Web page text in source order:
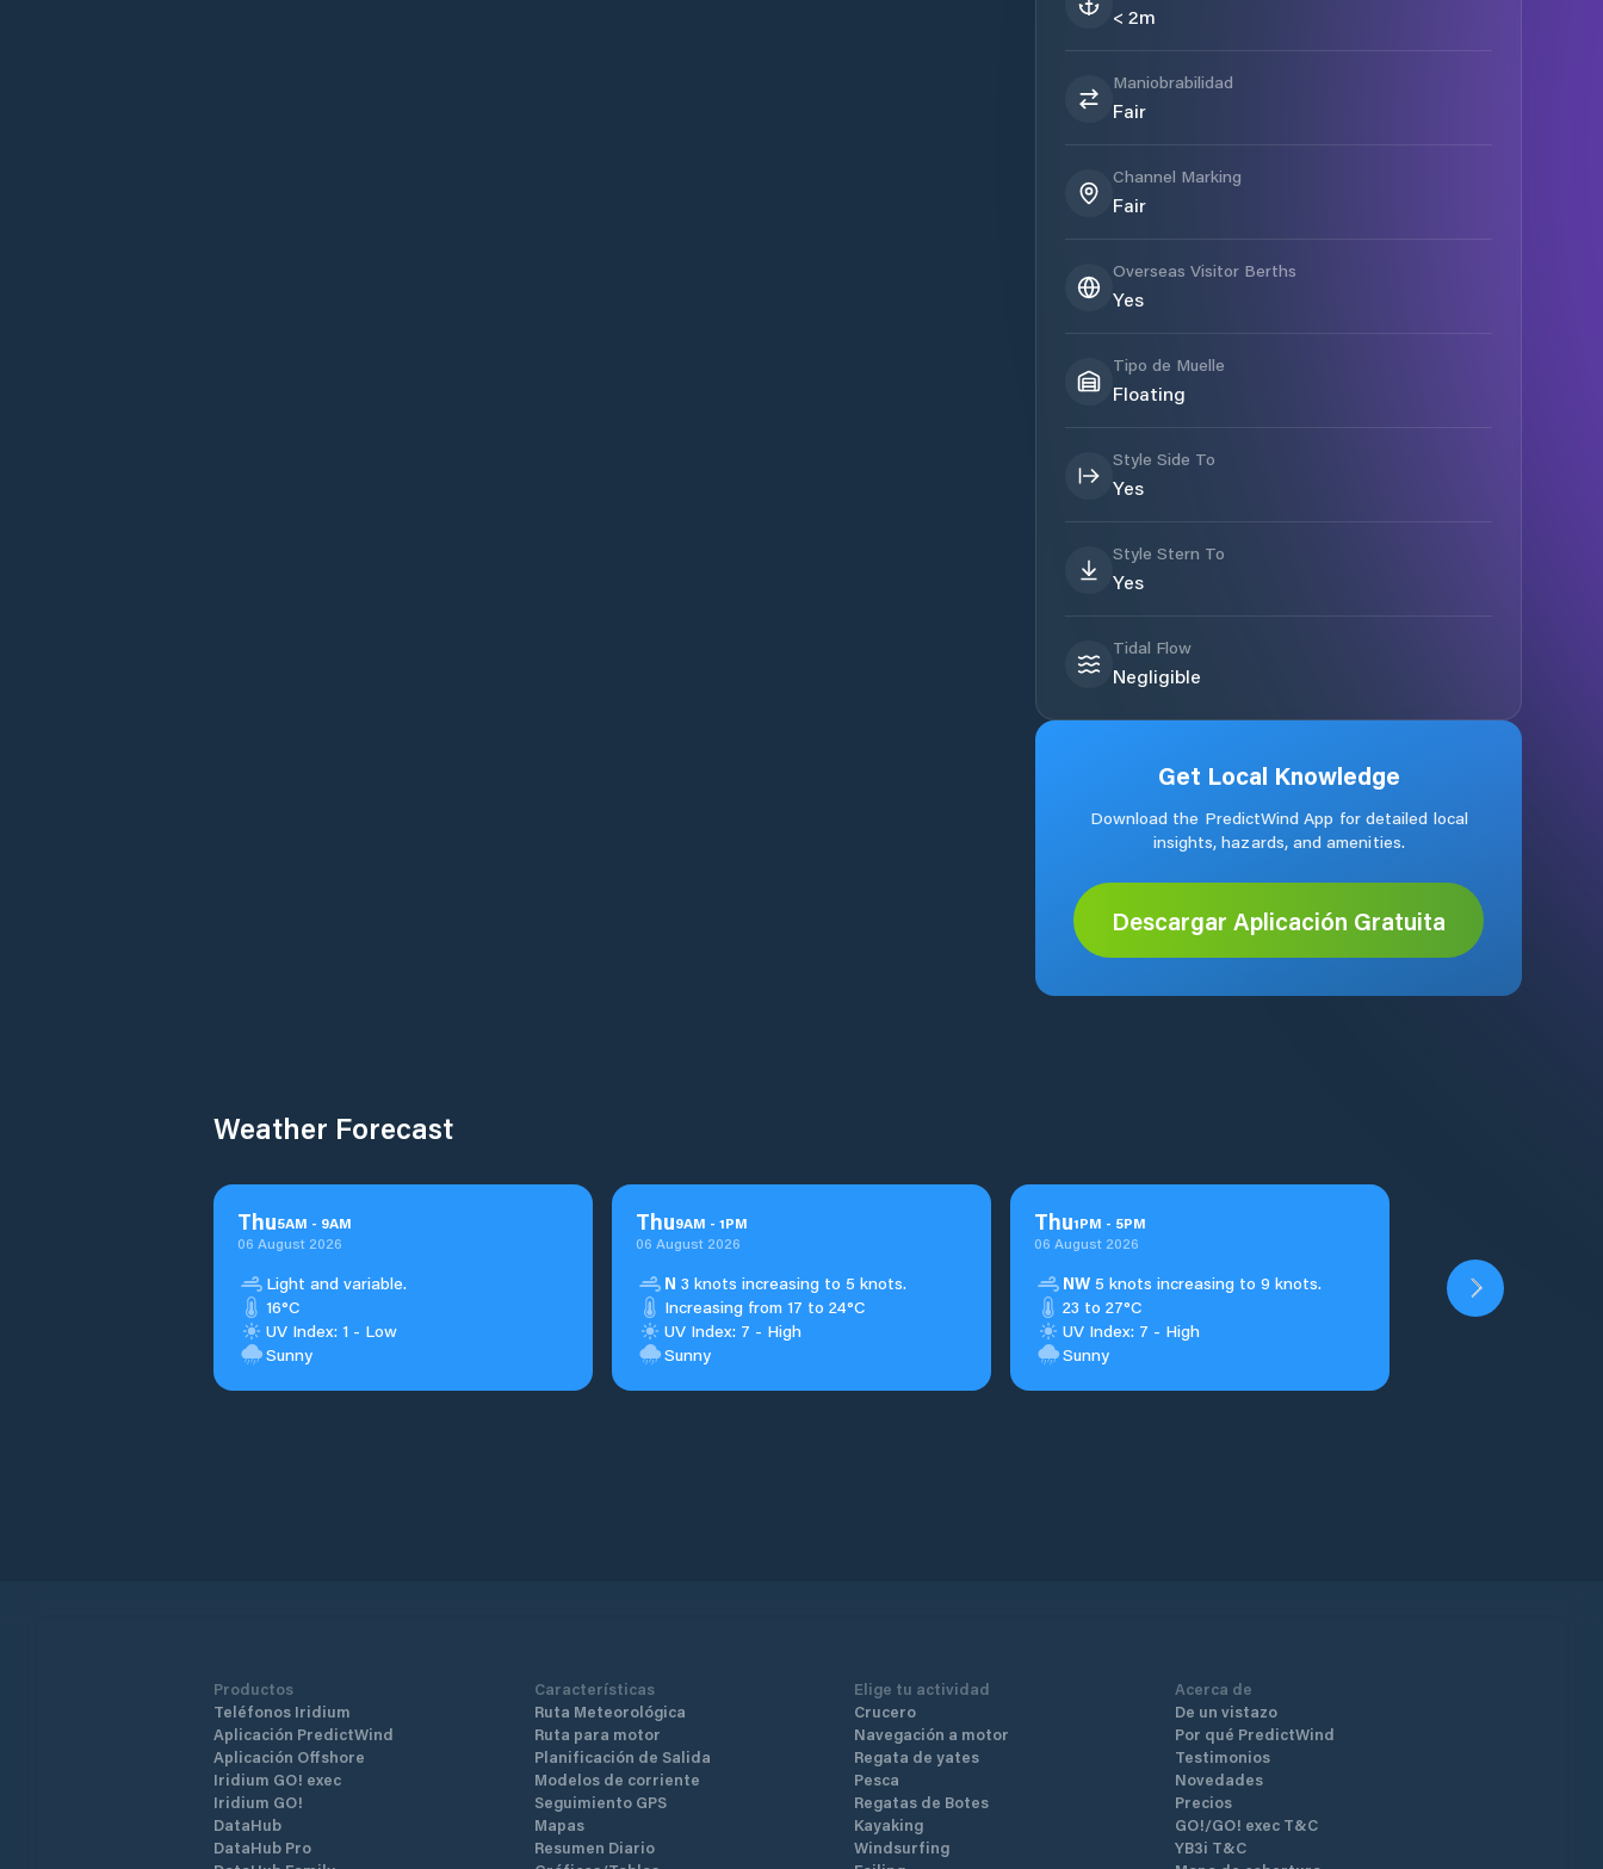
< 2m
Maniobrabilidad
Fair
Channel Marking
Fair
Overseas Visitor Berths
Yes
Tipo de Muelle
Floating
Style Side To
Yes
Style Stern To
Yes
Tidal Flow
Negligible
Get Local Knowledge
Download the PredictWind App for detailed local
insights, hazards, and amenities.
Descargar Aplicación Gratuita
Weather Forecast
Thu5AM - 9AM
06 August 2026
Light and variable.
16°C
UV Index: 1 - Low
Sunny
Thu9AM - 1PM
06 August 2026
N 3 knots increasing to 5 knots.
Increasing from 17 to 24°C
UV Index: 7 - High
Sunny
Thu1PM - 5PM
06 August 2026
NW 5 knots increasing to 9 knots.
23 to 27°C
UV Index: 7 - High
Sunny
Productos
Teléfonos Iridium
Aplicación PredictWind
Aplicación Offshore
Iridium GO! exec
Iridium GO!
DataHub
DataHub Pro
Características
Ruta Meteorológica
Ruta para motor
Planificación de Salida
Modelos de corriente
Seguimiento GPS
Mapas
Resumen Diario
Elige tu actividad
Crucero
Navegación a motor
Regata de yates
Pesca
Regatas de Botes
Kayaking
Windsurfing
Acerca de
De un vistazo
Por qué PredictWind
Testimonios
Novedades
Precios
GO!/GO! exec T&C
YB3i T&C